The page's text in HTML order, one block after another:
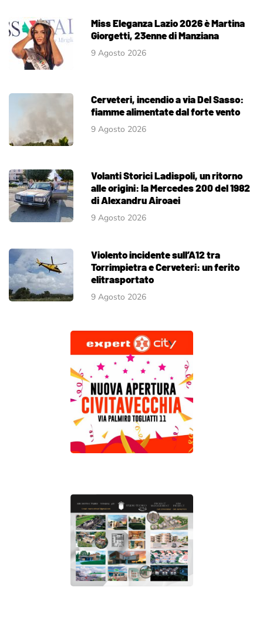
Miss Eleganza Lazio 2026 è Martina
Giorgetti, 23enne di Manziana
9 Agosto 2026
Cerveteri, incendio a via Del Sasso:
fiamme alimentate dal forte vento
9 Agosto 2026
Volanti Storici Ladispoli, un ritorno
alle origini: la Mercedes 200 del 1982
di Alexandru Airoaei
9 Agosto 2026
Violento incidente sull’A12 tra
Torrimpietra e Cerveteri: un ferito
elitrasportato
9 Agosto 2026